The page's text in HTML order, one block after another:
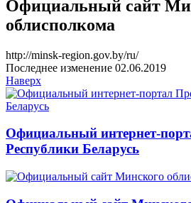
Официальный сайт
облисполкома
http://minsk-region.gov.by/ru/
Последнее изменение 02.06.2019
Наверх
Официальный интернет-
Республики Беларусь